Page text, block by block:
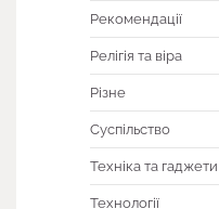
Рекомендації
Релігія та віра
Різне
Суспільство
Техніка та гаджети
Технології